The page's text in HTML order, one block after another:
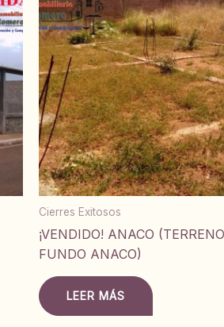
Cierres Exitosos
¡VENDIDO! ANACO (TERRENO
FUNDO ANACO)
LEER MÁS